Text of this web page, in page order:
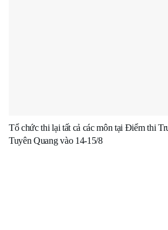
Tổ chức thi lại tất cả các môn tại Điểm thi
Tuyên Quang vào 14-15/8